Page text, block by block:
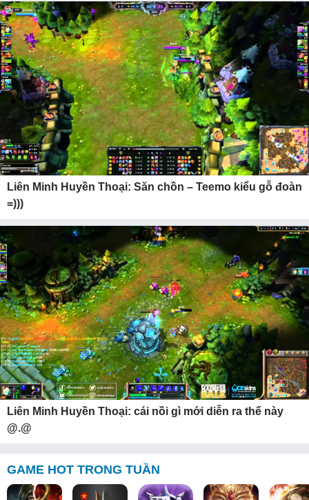
Liên Minh Huyền Thoại: Săn chồn – Teemo kiểu gỗ đoàn
=)))
Liên Minh Huyền Thoại: cái nồi gì mới diễn ra thế này
@.@
GAME HOT TRONG TUẦN